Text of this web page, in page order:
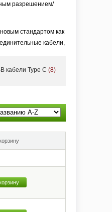
разрешением/
стандартом как
кабели,
HD и большим
кабели Type C (8)